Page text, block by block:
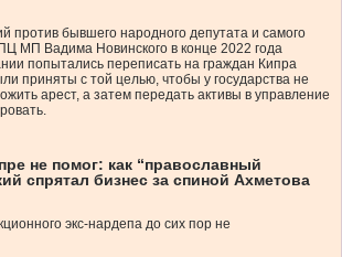
против бывшего народного депутата и самого
МП Вадима Новинского в конце 2022 года
попытались переписать на граждан Кипра
приняты с той целью, чтобы у государства не
арест, а затем передать активы в управление
не помог: как “православный
спрятал бизнес за спиной Ахметова
экс-нардепа до сих пор не